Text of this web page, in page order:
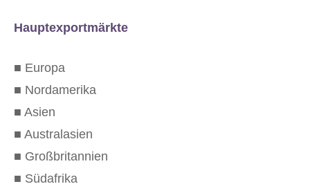
Hauptexportmärkte
■ Europa
■ Nordamerika
■ Asien
■ Australasien
■ Großbritannien
■ Südafrika